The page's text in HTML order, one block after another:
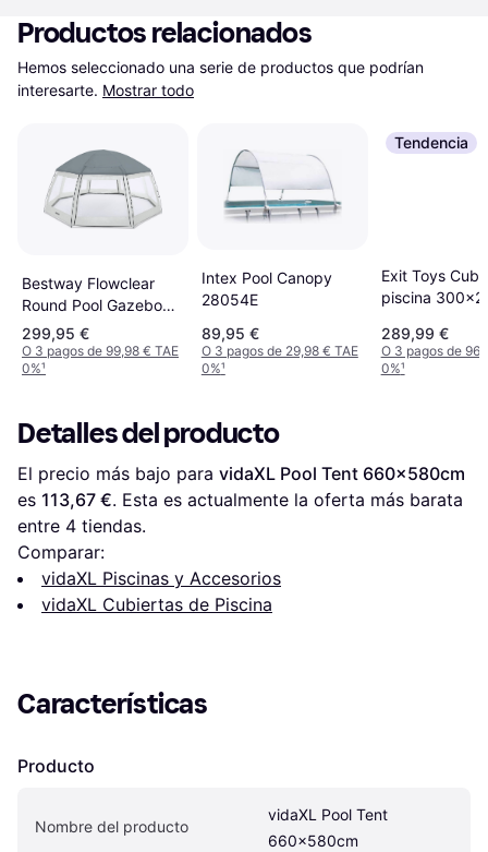
Productos relacionados
Hemos seleccionado una serie de productos que podrían
interesarte. Mostrar todo
Bestway Flowclear
Round Pool Gazebo
6x2.95m
299,95 €
O 3 pagos de 99,98 € TAE
0%¹
Intex Pool Canopy
28054E
89,95 €
O 3 pagos de 29,98 € TAE
0%¹
Tendencia
Exit Toys
piscina
289,99 €
O 3 pagos de
0%¹
Detalles del producto
El precio más bajo para vidaXL Pool Tent 660x580cm
es 113,67 €. Esta es actualmente la oferta más barata
entre 4 tiendas.
Comparar:
vidaXL Piscinas y Accesorios
vidaXL Cubiertas de Piscina
Características
Producto
Nombre del producto
vidaXL Pool Tent
660x580cm